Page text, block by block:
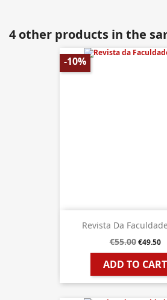
4 other products in the
Revista Da
€55.00 €49.50
ADD TO CART
-10%